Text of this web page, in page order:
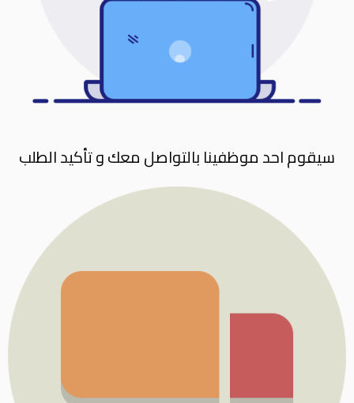
سيقوم احد موظفينا بالتواصل معك و تأكيد الطلب